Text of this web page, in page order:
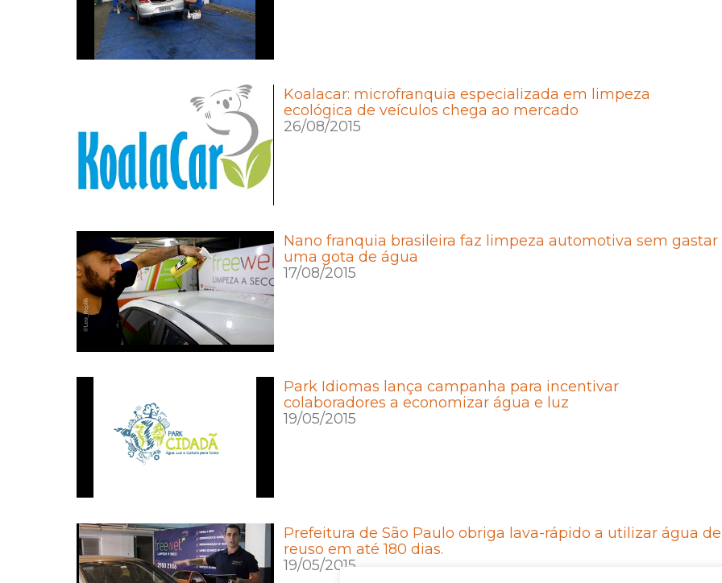
Koalacar: microfranquia especializada em limpeza
ecológica de veículos chega ao mercado
26/08/2015
Nano franquia brasileira faz limpeza automotiva sem gastar
uma gota de água
17/08/2015
Park Idiomas lança campanha para incentivar
colaboradores a economizar água e luz
19/05/2015
Prefeitura de São Paulo obriga lava-rápido a utilizar água de
reuso em até 180 dias.
19/05/2015